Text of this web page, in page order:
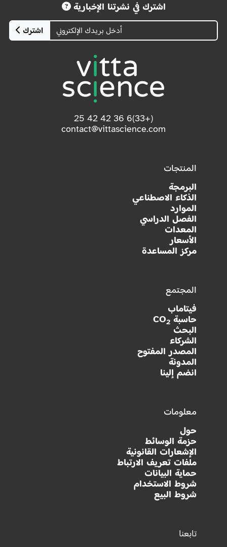
اشترك في نشرتنا الإخبارية
اشترك
(+33)6 36 42 42 25
contact@vittascience.com
المنتجات
البرمجة
الذكاء الاصطناعي
الموارد
الفصل الدراسي
المعدات
الأسعار
مركز المساعدة
المجتمع
فيتاماب
حاسبة CO 2
البحث
الشركاء
المصدر المفتوح
المدونة
انضم إلينا
معلومات
حول
حزمة الوسائط
الإشعارات القانونية
ملفات تعريف الارتباط
حماية البيانات
شروط الاستخدام
شروط البيع
تابعنا